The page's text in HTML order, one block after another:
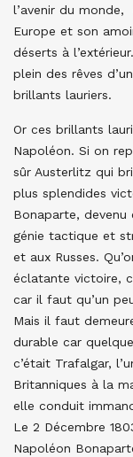
l’avenir du
Europe et son
déserts à
plein des rêves
brillants lauriers.
Or ces brillants
Napoléon. Si on
sûr Austerlitz qui
plus splendides
Bonaparte, devenu
génie tactique et
et aux Russes.
éclatante victoire,
car il faut qu’un
Mais il faut
durable car
c’était Trafalgar,
Britanniques à la
elle conduit
Le 2 Décembre
Napoléon